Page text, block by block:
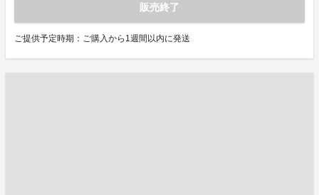
販売終了
ご提供予定時期：ご購入から1週間以内に発送